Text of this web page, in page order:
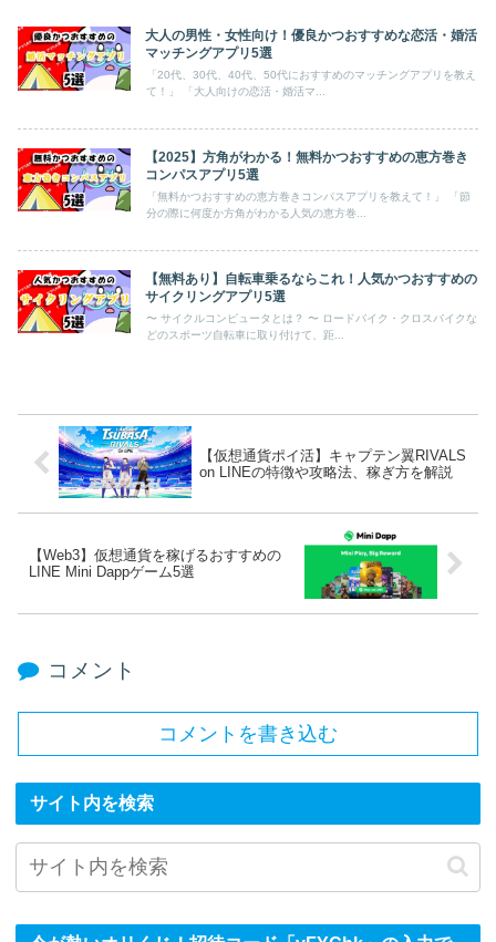
大人の男性・女性向け！優良かつおすすめな恋活・婚活
マッチングアプリ5選
「20代、30代、40代、50代におすすめのマッチングアプリを教え
て！」 「大人向けの恋活・婚活マ...
【2025】方角がわかる！無料かつおすすめの恵方巻き
コンパスアプリ5選
「無料かつおすすめの恵方巻きコンパスアプリを教えて！」 「節
分の際に何度か方角がわかる人気の恵方巻...
【無料あり】自転車乗るならこれ！人気かつおすすめの
サイクリングアプリ5選
〜 サイクルコンピュータとは？ 〜 ロードバイク・クロスバイクな
どのスポーツ自転車に取り付けて、距...
【仮想通貨ポイ活】キャプテン翼RIVALS
on LINEの特徴や攻略法、稼ぎ方を解説
【Web3】仮想通貨を稼げるおすすめの
LINE Mini Dappゲーム5選
コメント
コメントを書き込む
サイト内を検索